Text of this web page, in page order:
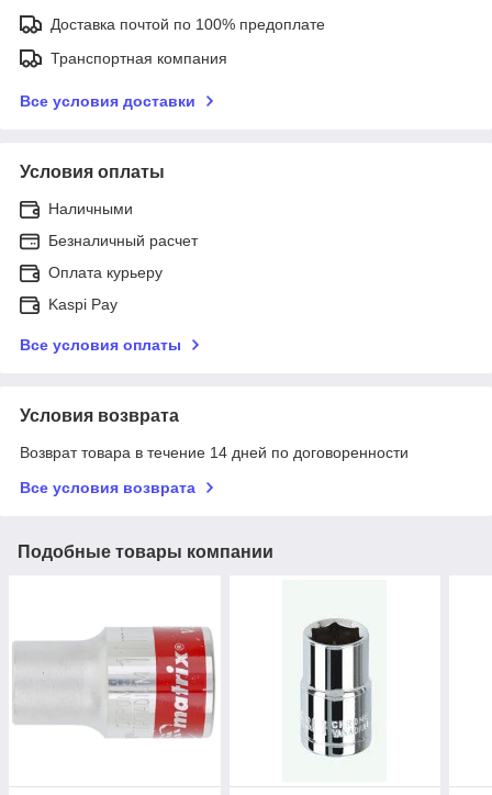
Доставка почтой по 100% предоплате
Транспортная компания
Все условия доставки
Условия оплаты
Наличными
Безналичный расчет
Оплата курьеру
Kaspi Pay
Все условия оплаты
Условия возврата
Возврат товара в течение 14 дней по договоренности
Все условия возврата
Подобные товары компании